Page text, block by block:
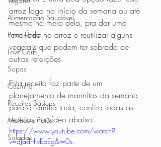
Alimentação Saudável
Prato Único
Low Carb
Sopas
Cozinha
Receitas Básicas
Molhos e Patês
Saladas
arroz logo no início da semana ou até
mesmo no meio dela, pra dar uma
renovada no arroz e reutilizar alguns
vegetais que podem ter sobrado de
outras refeições.
Esta receita faz parte de um
planejamento de marmitas da semana
para a família toda, confira todas as
receitas no vídeo abaixo:
https://www.youtube.com/watch?
v=dJadHlvEpEg&t=0s